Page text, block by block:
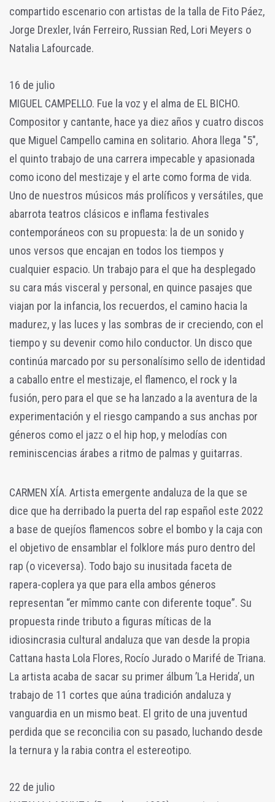
compartido escenario con artistas de la talla de Fito Páez,
Jorge Drexler, Iván Ferreiro, Russian Red, Lori Meyers o
Natalia Lafourcade.
16 de julio
MIGUEL CAMPELLO. Fue la voz y el alma de EL BICHO.
Compositor y cantante, hace ya diez años y cuatro discos
que Miguel Campello camina en solitario. Ahora llega "5",
el quinto trabajo de una carrera impecable y apasionada
como icono del mestizaje y el arte como forma de vida.
Uno de nuestros músicos más prolíficos y versátiles, que
abarrota teatros clásicos e inflama festivales
contemporáneos con su propuesta: la de un sonido y
unos versos que encajan en todos los tiempos y
cualquier espacio. Un trabajo para el que ha desplegado
su cara más visceral y personal, en quince pasajes que
viajan por la infancia, los recuerdos, el camino hacia la
madurez, y las luces y las sombras de ir creciendo, con el
tiempo y su devenir como hilo conductor. Un disco que
continúa marcado por su personalísimo sello de identidad
a caballo entre el mestizaje, el flamenco, el rock y la
fusión, pero para el que se ha lanzado a la aventura de la
experimentación y el riesgo campando a sus anchas por
géneros como el jazz o el hip hop, y melodías con
reminiscencias árabes a ritmo de palmas y guitarras.
CARMEN XÍA. Artista emergente andaluza de la que se
dice que ha derribado la puerta del rap español este 2022
a base de quejíos flamencos sobre el bombo y la caja con
el objetivo de ensamblar el folklore más puro dentro del
rap (o viceversa). Todo bajo su inusitada faceta de
rapera-coplera ya que para ella ambos géneros
representan “er mîmmo cante con diferente toque”. Su
propuesta rinde tributo a figuras míticas de la
idiosincrasia cultural andaluza que van desde la propia
Cattana hasta Lola Flores, Rocío Jurado o Marifé de Triana.
La artista acaba de sacar su primer álbum ’La Herida’, un
trabajo de 11 cortes que aúna tradición andaluza y
vanguardia en un mismo beat. El grito de una juventud
perdida que se reconcilia con su pasado, luchando desde
la ternura y la rabia contra el estereotipo.
22 de julio